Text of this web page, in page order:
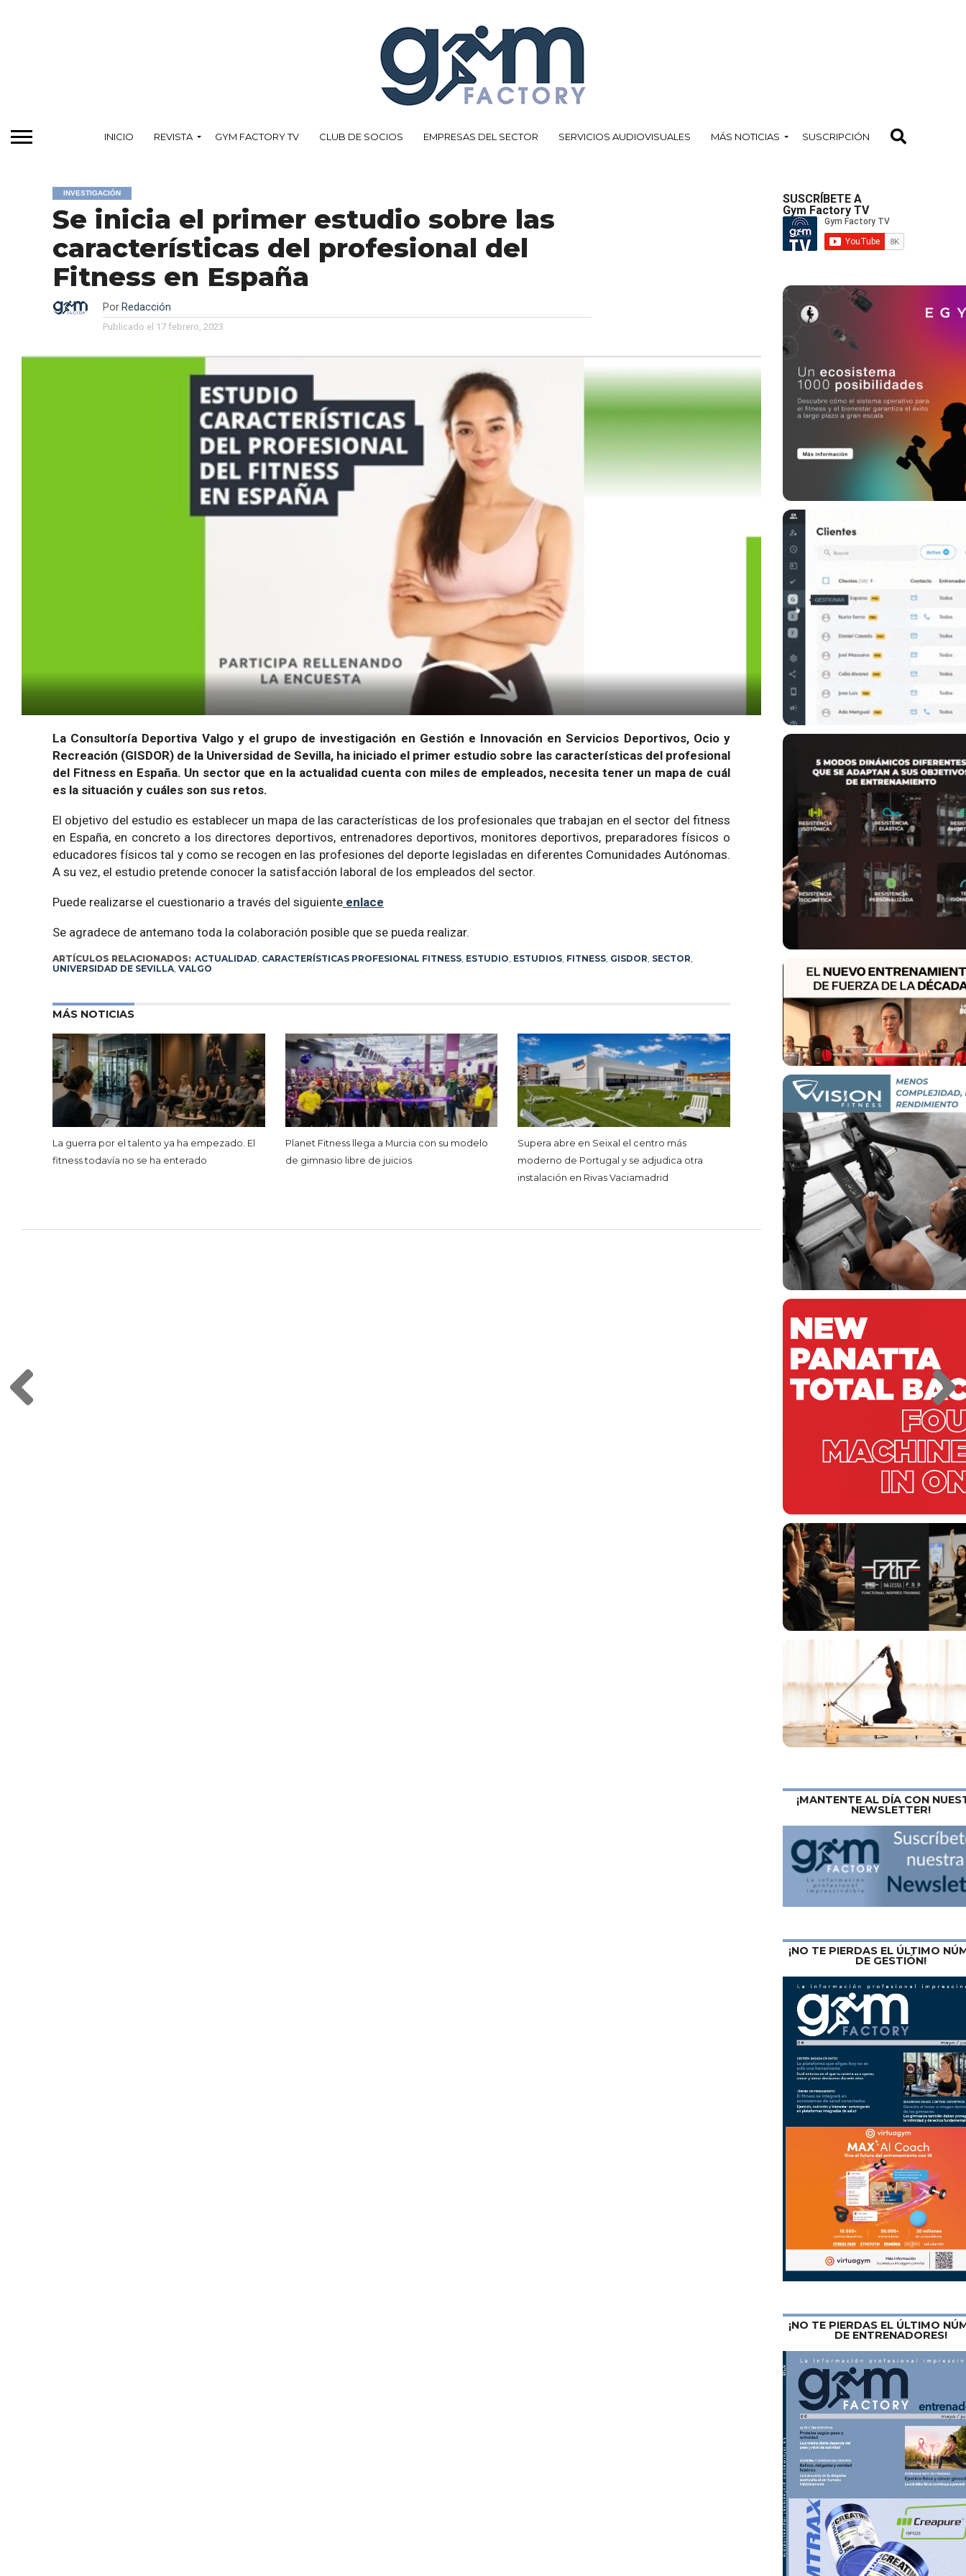
INICIO REVISTA GYM FACTORY TV CLUB DE SOCIOS EMPRESAS DEL SECTOR SERVICIOS AUDIOVISUALES MÁS NOTICIAS SUSCRIPCIÓN
INVESTIGACIÓN
Se inicia el primer estudio sobre las
características del profesional del
Fitness en España
Por Redacción
Publicado el 17 febrero, 2023
La Consultoría Deportiva Valgo y el grupo de investigación en Gestión e Innovación en Servicios Deportivos, Ocio y
Recreación (GISDOR) de la Universidad de Sevilla, ha iniciado el primer estudio sobre las características del profesional
del Fitness en España. Un sector que en la actualidad cuenta con miles de empleados, necesita tener un mapa de cuál
es la situación y cuáles son sus retos.
El objetivo del estudio es establecer un mapa de las características de los profesionales que trabajan en el sector del fitness
en España, en concreto a los directores deportivos, entrenadores deportivos, monitores deportivos, preparadores físicos o
educadores físicos tal y como se recogen en las profesiones del deporte legisladas en diferentes Comunidades Autónomas.
A su vez, el estudio pretende conocer la satisfacción laboral de los empleados del sector.
Puede realizarse el cuestionario a través del siguiente enlace
Se agradece de antemano toda la colaboración posible que se pueda realizar.
ARTÍCULOS RELACIONADOS: ACTUALIDAD, CARACTERÍSTICAS PROFESIONAL FITNESS, ESTUDIO, ESTUDIOS, FITNESS, GISDOR, SECTOR,
UNIVERSIDAD DE SEVILLA, VALGO
MÁS NOTICIAS
La guerra por el talento ya ha empezado. El
fitness todavía no se ha enterado
Planet Fitness llega a Murcia con su modelo
de gimnasio libre de juicios
Supera abre en Seixal el centro más
moderno de Portugal y se adjudica otra
instalación en Rivas Vaciamadrid
SUSCRÍBETE A
Gym Factory TV
¡MANTENTE AL DÍA CON
NEWSLETTER!
¡NO TE PIERDAS EL ÚLTIMO
DE GESTIÓN!
¡NO TE PIERDAS EL ÚLTIMO
DE ENTRENADORES!